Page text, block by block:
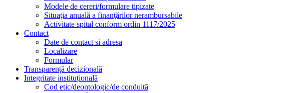
Modele de cereri/formulare tipizate
Situaţia anuală a finanţărilor nerambursabile
Activitate spital conform ordin 1117/2025
Contact
Date de contact si adresa
Localizare
Formular
Transparență decizională
Integritate instituțională
Cod etic/deontologic/de conduită